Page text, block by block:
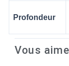
Profondeur
Vous